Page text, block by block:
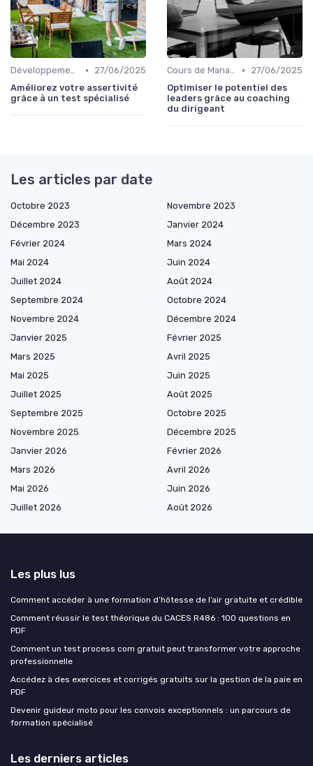
Développement Personnel et Soft Skills •
27/06/2025
Améliorez votre assertivité
grâce à un test spécialisé
Cours de Management et Leadership •
27/06/2025
Optimiser le potentiel des
leaders grâce au coaching
du dirigeant
Les articles par date
Octobre 2023
Novembre 2023
Décembre 2023
Janvier 2024
Février 2024
Mars 2024
Mai 2024
Juin 2024
Juillet 2024
Août 2024
Septembre 2024
Octobre 2024
Novembre 2024
Décembre 2024
Janvier 2025
Février 2025
Mars 2025
Avril 2025
Mai 2025
Juin 2025
Juillet 2025
Août 2025
Septembre 2025
Octobre 2025
Novembre 2025
Décembre 2025
Janvier 2026
Février 2026
Mars 2026
Avril 2026
Mai 2026
Juin 2026
Juillet 2026
Août 2026
Les plus lus
Comment accéder à une formation d’hôtesse de l’air gratuite et crédible
Comment réussir le test théorique du CACES R486 : 100 questions en
PDF
Comment un test process com gratuit peut transformer votre approche
professionnelle
Accédez à des exercices et corrigés gratuits sur la gestion de la paie en
PDF
Devenir guideur moto pour les convois exceptionnels : un parcours de
formation spécialisé
Les derniers articles